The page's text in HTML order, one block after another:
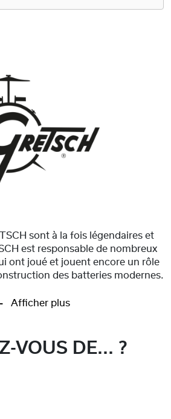
sont à la fois légendaires et
est responsable de nombreux
ont joué et jouent encore un rôle
des batteries modernes.
Afficher plus
VOUS DE... ?